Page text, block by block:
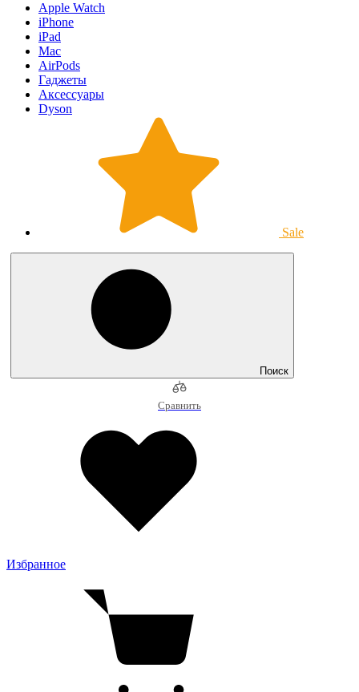
Apple Watch
iPhone
iPad
Mac
AirPods
Гаджеты
Аксессуары
Dyson
Sale
Поиск
Сравнить
Избранное